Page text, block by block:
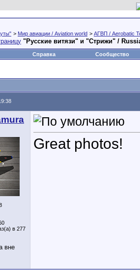
> Мир авиации / Aviation world > АГВП / Aerobatic
"Русские витязи" и "Стрижи" /
Справка Сообщество
в 277
Great photos!